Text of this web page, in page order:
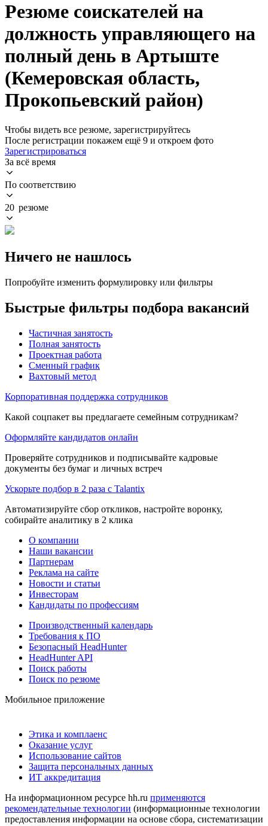
Резюме соискателей на
должность управляющего на
полный день в Артыште
(Кемеровская область,
Прокопьевский район)
Чтобы видеть все резюме, зарегистрируйтесь
После регистрации покажем ещё 9 и откроем фото
Зарегистрироваться
За всё время
По соответствию
20 резюме
Ничего не нашлось
Попробуйте изменить формулировку или фильтры
Быстрые фильтры подбора вакансий
Частичная занятость
Полная занятость
Проектная работа
Сменный график
Вахтовый метод
Корпоративная поддержка сотрудников
Какой соцпакет вы предлагаете семейным сотрудникам?
Оформляйте кандидатов онлайн
Проверяйте сотрудников и подписывайте кадровые
документы без бумаг и личных встреч
Ускорьте подбор в 2 раза с Talantix
Автоматизируйте сбор откликов, настройте воронку,
собирайте аналитику в 2 клика
О компании
Наши вакансии
Партнерам
Реклама на сайте
Новости и статьи
Инвесторам
Кандидаты по профессиям
Производственный календарь
Требования к ПО
Безопасный HeadHunter
HeadHunter API
Поиск работы
Поиск по резюме
Мобильное приложение
Этика и комплаенс
Оказание услуг
Использование сайтов
Защита персональных данных
ИТ аккредитация
На информационном ресурсе hh.ru применяются
рекомендательные технологии (информационные технологии
предоставления информации на основе сбора, систематизации